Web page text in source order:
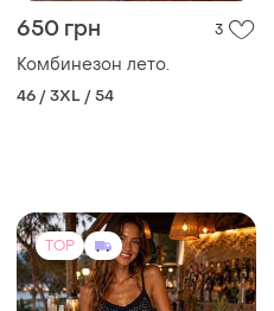
650 грн 3
Комбинезон лето.
46 / 3XL / 54
TOP